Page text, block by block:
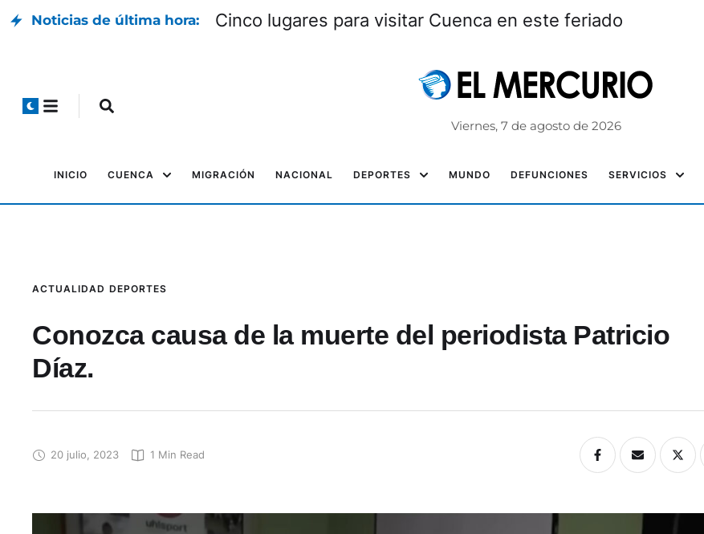
Noticias de última hora: Cinco lugares para visitar Cuenca en este feriado
Viernes, 7 de agosto de 2026
INICIO CUENCA MIGRACIÓN NACIONAL DEPORTES MUNDO DEFUNCIONES SERVICIOS
ACTUALIDAD DEPORTES
Conozca causa de la muerte del periodista Patricio
Díaz.
20 julio, 2023 1 Min Read